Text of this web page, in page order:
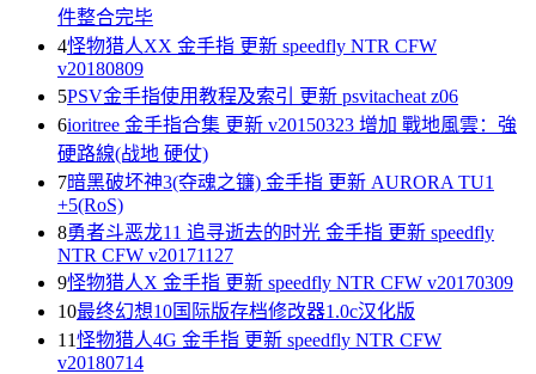
件整合完毕
4怪物猎人XX 金手指 更新 speedfly NTR CFW
v20180809
5PSV金手指使用教程及索引 更新 psvitacheat z06
6ioritree 金手指合集 更新 v20150323 增加 戰地風雲：強
硬路線(战地 硬仗)
7暗黑破坏神3(夺魂之镰) 金手指 更新 AURORA TU1
+5(RoS)
8勇者斗恶龙11 追寻逝去的时光 金手指 更新 speedfly
NTR CFW v20171127
9怪物猎人X 金手指 更新 speedfly NTR CFW v20170309
10最终幻想10国际版存档修改器1.0c汉化版
11怪物猎人4G 金手指 更新 speedfly NTR CFW
v20180714